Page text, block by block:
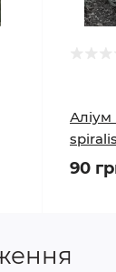
Аліум
spiralis
90